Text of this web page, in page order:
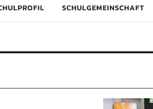
SCHULGEMEINSCHAFT